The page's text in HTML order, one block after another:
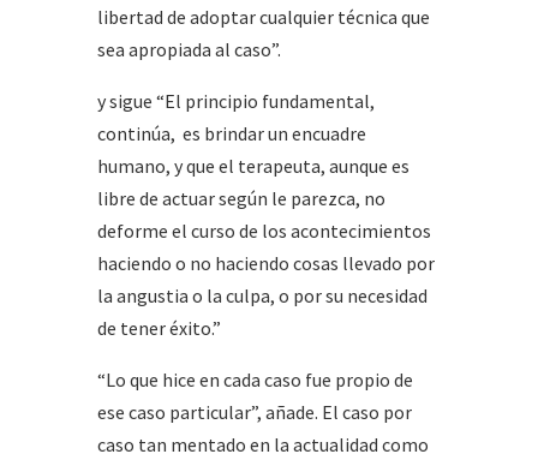
libertad de adoptar cualquier técnica que
sea apropiada al caso”.
y sigue “El principio fundamental,
continúa, es brindar un encuadre
humano, y que el terapeuta, aunque es
libre de actuar según le parezca, no
deforme el curso de los acontecimientos
haciendo o no haciendo cosas llevado por
la angustia o la culpa, o por su necesidad
de tener éxito.”
“Lo que hice en cada caso fue propio de
ese caso particular”, añade. El caso por
caso tan mentado en la actualidad como